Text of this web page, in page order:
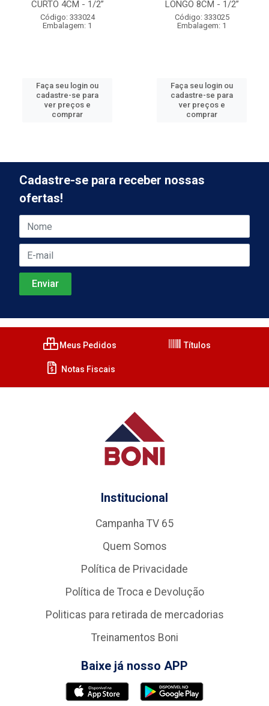
CURTO 4CM - 1/2”
Código: 333024
Embalagem: 1
Faça seu login ou
cadastre-se para
ver preços e
comprar
LONGO 8CM - 1/2”
Código: 333025
Embalagem: 1
Faça seu login ou
cadastre-se para
ver preços e
comprar
Cadastre-se para receber nossas
ofertas!
Meus Pedidos Títulos
Notas Fiscais
Institucional
Campanha TV 65
Quem Somos
Política de Privacidade
Política de Troca e Devolução
Politicas para retirada de mercadorias
Treinamentos Boni
Baixe já nosso APP